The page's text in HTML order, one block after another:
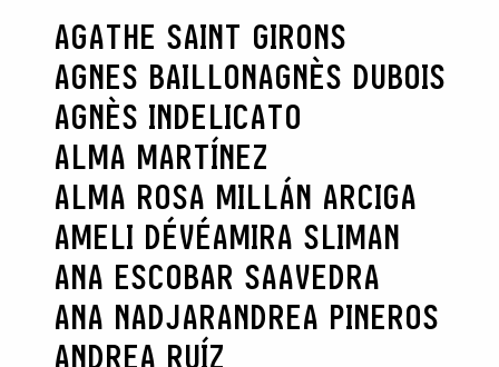
AGATHE SAINT GIRONS
AGNES BAILLONAGNÈS DUBOIS
AGNÈS INDELICATO
ALMA MARTÍNEZ
ALMA ROSA MILLÁN ARCIGA
AMELI DÉVÉAMIRA SLIMAN
ANA ESCOBAR SAAVEDRA
ANA NADJARANDREA PINEROS
ANDREA RUÍZ